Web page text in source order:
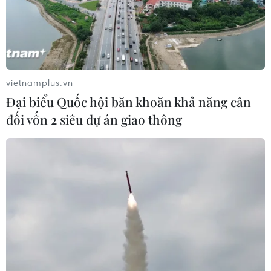
03/08/2026 06:24
Tổng thống Trump thông báo thời
điểm Mỹ nối lại đàm phán với Iran
03/08/2026 00:50
Iran và Oman sắp đạt thỏa thuận về
Yemen có thể trở thành mặt
trận quyết định của xung đột Mỹ-
vietnamplus.vn
Đại biểu Quốc hội băn khoăn khả năng cân
đối vốn 2 siêu dự án giao thông